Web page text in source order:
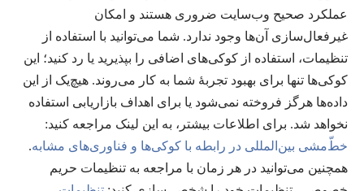
عملکرد صحیح وب‌سایت ضروری هستند و امکان
غیرفعال‌سازی آن‌ها وجود ندارد. شما می‌توانید با استفاده از
تنظیمات، استفاده از کوکی‌های اضافی را بپذیرید یا رد کنید؛ این
کوکی‌ها تنها برای بهبود تجربهٔ شما به کار می‌روند. هیچ‌یک از این
داده‌ها هرگز فروخته نمی‌شود یا برای اهداف بازاریابی استفاده
نخواهد شد. برای اطلاعات بیشتر، به این لینک مراجعه کنید:‏
خطّ‌مشی بین‌المللی در رابطه با کوکی‌ها و فناوری‌های مشابه.
همچنین می‌توانید در هر زمان با مراجعه به تنظیمات حریم
می‌شود)
(پنجره‌ای
جدید
می‌شود)
JW Hub
®
(پنجره‌ای
باز
می‌شود)
®
JW Library
Watchtower Library